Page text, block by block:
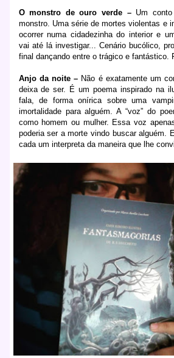
O monstro de ouro verde – Um
monstro. Uma série de mortes violentas e
ocorrer numa cidadezinha do interior e
vai até lá investigar... Cenário bucólico,
final dançando entre o trágico e fantástico.
Anjo da noite – Não é exatamente um
deixa de ser. É um poema inspirado na
fala, de forma onírica sobre uma
imortalidade para alguém. A “voz” do
como homem ou mulher. Essa voz
poderia ser a morte vindo buscar alguém.
cada um interpreta da maneira que lhe